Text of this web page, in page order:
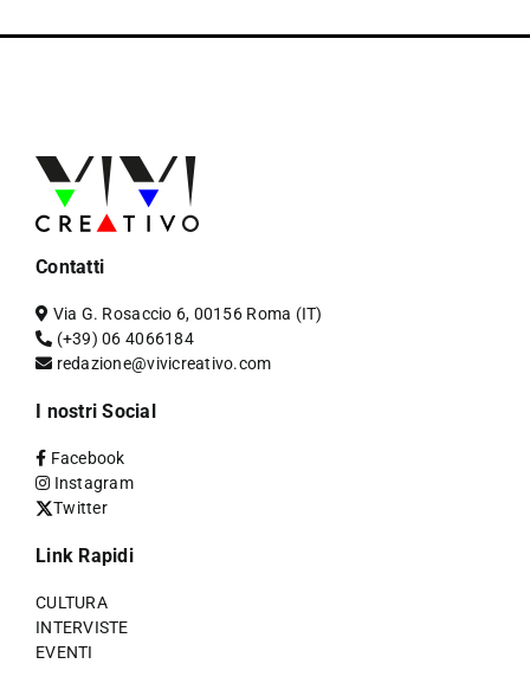
Contatti
Via G. Rosaccio 6, 00156 Roma (IT)
(+39) 06 4066184
redazione@vivicreativo.com
I nostri Social
Facebook
Instagram
Twitter
Link Rapidi
CULTURA
INTERVISTE
EVENTI